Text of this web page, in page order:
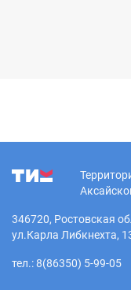
346720, Ростовская
ул.Карла Либкнехта,
тел.: 8(86350) 5-99-05